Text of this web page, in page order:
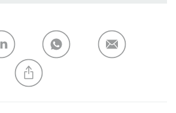
ADD
CREATE A NEW LIST